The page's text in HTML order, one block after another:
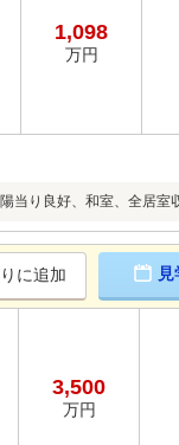
1,098
万円
当り良好、和室、全居
に追加
3,500
万円